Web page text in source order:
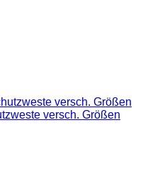
versch. Größen